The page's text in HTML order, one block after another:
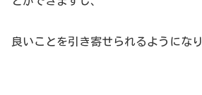
良いことを引き寄せられるようになり